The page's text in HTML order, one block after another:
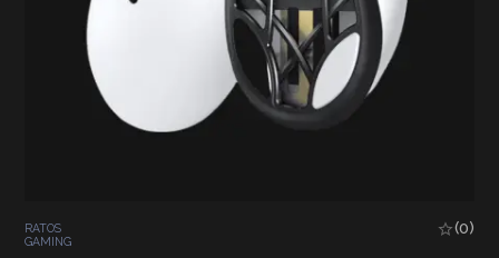
RATOS
GAMING
(0)